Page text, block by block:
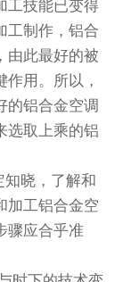
工技能已变得
工制作，铝合
由此最好的被
用。所以，
的铝合金空调
选取上乘的铝
知晓，了解和
加工铝合金空
骤应合乎准